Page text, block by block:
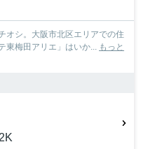
オシ。大阪市北区エリアでの住
東梅田アリエ」はいか... もっと